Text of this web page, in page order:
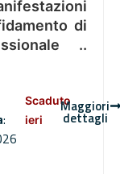
di
..
:
Scaduto
ieri
Maggiori
dettagli